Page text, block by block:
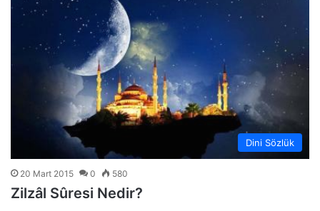
Dini Sözlük
20 Mart 2015 0 580
Zilzâl Sûresi Nedir?